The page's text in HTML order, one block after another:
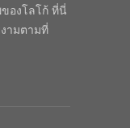
องโลโก้ ที่นี่
ามตามที่